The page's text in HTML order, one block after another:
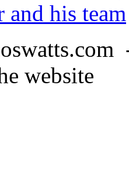
and his team
website